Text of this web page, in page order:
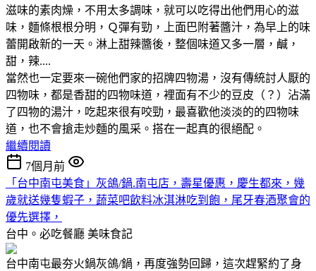
滋味的素肉燥，不用太多調味，就可以吃得出他們用心的滋
味，麵條根根分明，Ｑ彈有勁，上面巴附著醬汁，為早上的味
蕾開啟新的一天。淋上甜辣醬後，整個味道又多一層，鹹，
甜，辣....
當然也一定要來一碗他們家的招牌四物湯，沒有傳統討人厭的
四物味，都是香甜的四物味道，裡面有不少的豆皮（？）沾滿
了四物的湯汁，吃起來很有咬勁，最喜歡他淡淡的的四物味
道，也不會搶走炒麵的風采。搭在一起真的很絕配。
繼續閱讀
7個月前
「台中南屯美食」灰鴿/鍋.南屯店，壽星優惠，慶生都來，幾
歲就送幾隻蝦子，蔬菜吧飲料冰淇淋吃到飽，尾牙春酒聚會的
優先選擇，
台中。必吃餐廳 美味食記
台中南屯最夯火鍋灰鴿/鍋，再度強勢回歸，這次趕緊約了身